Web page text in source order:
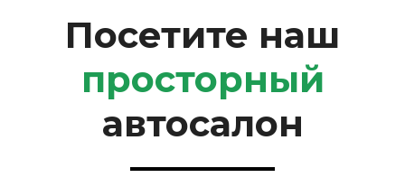
Посетите наш
просторный
автосалон